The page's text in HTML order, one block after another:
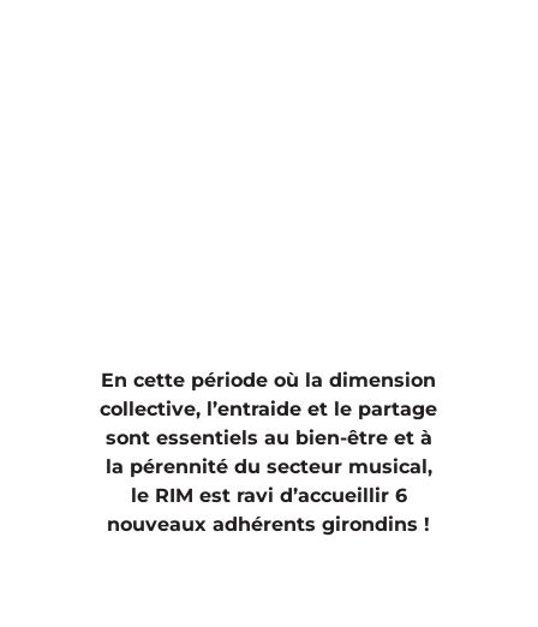
En cette période où la dimension
collective, l’entraide et le partage
sont essentiels au bien-être et à
la pérennité du secteur musical,
le RIM est ravi d’accueillir 6
nouveaux adhérents girondins !